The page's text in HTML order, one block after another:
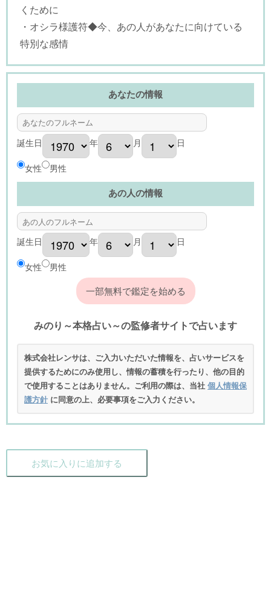
くために
・オシラ様護符◆今、あの人があなたに向けている
特別な感情
あなたの情報
誕生日 年 月 日
女性 男性
あの人の情報
誕生日 年 月 日
女性 男性
みのり～本格占い～の監修者サイトで占います
株式会社レンサは、ご入力いただいた情報を、占いサービスを
提供するためにのみ使用し、情報の蓄積を行ったり、他の目的
で使用することはありません。ご利用の際は、当社 個人情報保
護方針 に同意の上、必要事項をご入力ください。
お気に入りに追加する